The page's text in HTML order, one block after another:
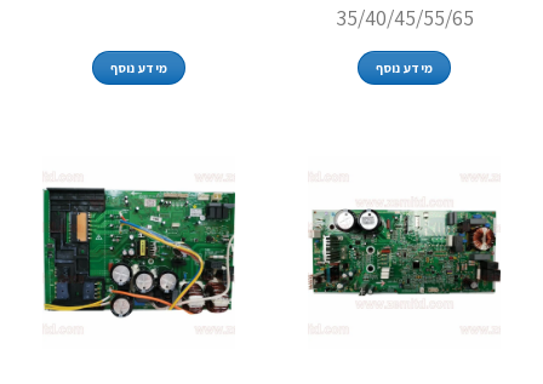
35/40/45/55/65
מידע נוסף מידע נוסף